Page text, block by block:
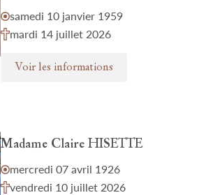
samedi 10 janvier 1959
mardi 14 juillet 2026
Voir les informations
Madame Claire HISETTE
mercredi 07 avril 1926
vendredi 10 juillet 2026